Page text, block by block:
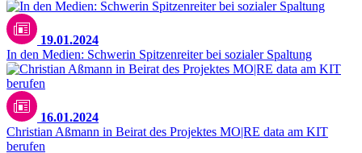
19.01.2024
In den Medien: Schwerin Spitzenreiter bei sozialer Spaltung
16.01.2024
Christian Aßmann in Beirat des Projektes MO|RE data am KIT
berufen